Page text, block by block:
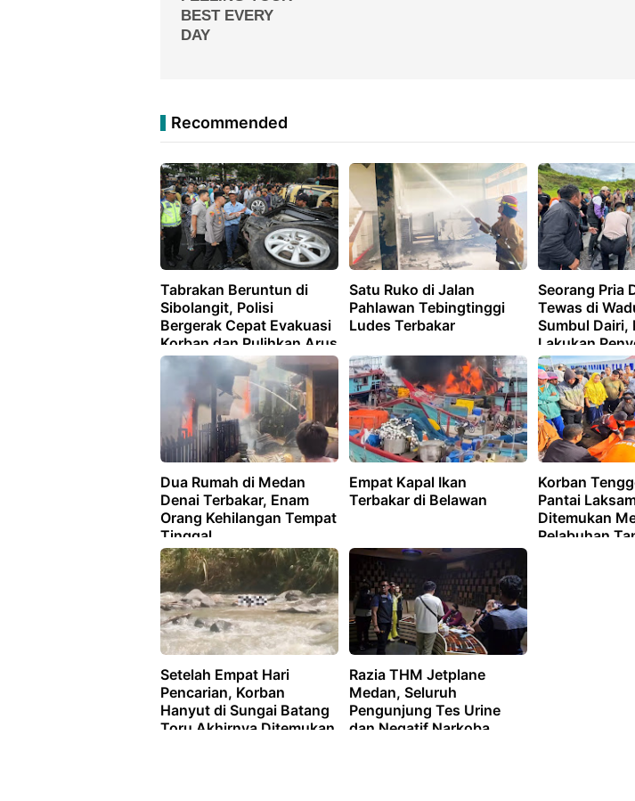
Recommended
Tabrakan Beruntun di
Sibolangit, Polisi
Bergerak Cepat Evakuasi
Korban dan Pulihkan Arus
Lalu Lintas
Satu Ruko di Jalan
Pahlawan Tebingtinggi
Ludes Terbakar
Seorang Pria
Tewas di
Sumbul Dairi,
Lakukan
Dua Rumah di Medan
Denai Terbakar, Enam
Orang Kehilangan Tempat
Tinggal
Empat Kapal Ikan
Terbakar di Belawan
Korban
Pantai
Ditemukan
Pelabuhan
Setelah Empat Hari
Pencarian, Korban
Hanyut di Sungai Batang
Toru Akhirnya Ditemukan
Razia THM Jetplane
Medan, Seluruh
Pengunjung Tes Urine
dan Negatif Narkoba